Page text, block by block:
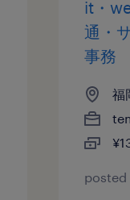
it・
通・
事務
福
posted